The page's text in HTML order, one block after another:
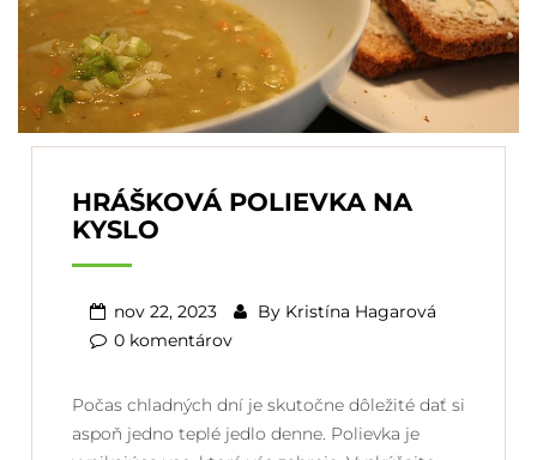
HRÁŠKOVÁ POLIEVKA NA
KYSLO
nov 22, 2023 By Kristína Hagarová
0 komentárov
Počas chladných dní je skutočne dôležité dať si
aspoň jedno teplé jedlo denne. Polievka je